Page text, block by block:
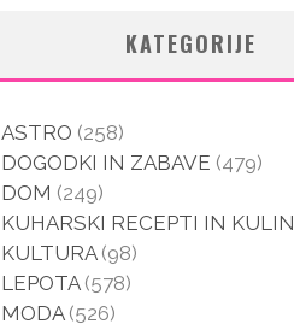
KATEGORIJE
ASTRO (258)
DOGODKI IN ZABAVE (479)
DOM (249)
KUHARSKI RECEPTI IN
KULTURA(98)
LEPOTA(578)
MODA(526)